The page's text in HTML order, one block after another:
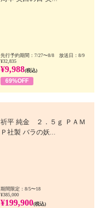
先行予約期間：7/27〜8/8 放送日：8/9
¥32,835
¥9,988(税込)
69%OFF
祈平 純金 ２．５ｇ ＰＡＭ
Ｐ社製 バラの妖...
期間限定：8/5〜18
¥385,000
¥199,900(税込)